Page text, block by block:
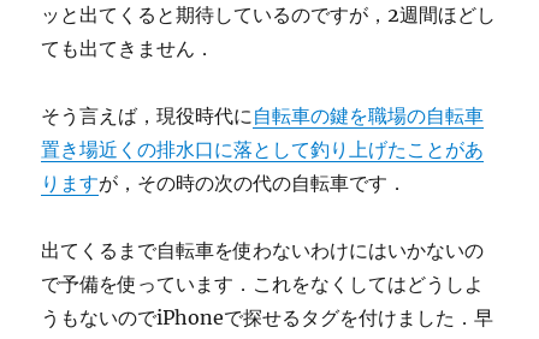
ッと出てくると期待しているのですが，2週間ほどし
ても出てきません．
そう言えば，現役時代に自転車の鍵を職場の自転車
置き場近くの排水口に落として釣り上げたことがあ
りますが，その時の次の代の自転車です．
出てくるまで自転車を使わないわけにはいかないの
で予備を使っています．これをなくしてはどうしよ
うもないのでiPhoneで探せるタグを付けました．早